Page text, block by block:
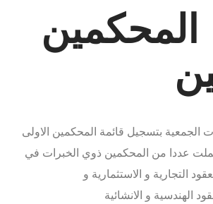
المحكمين
الجمعية بتسجيل قائمة المحكمين الاولى
15/3/1998 و شملت عددا من المحكمين ذوي الخبرات في
التجارية و الاستثمارية و
الهندسية و الانشائية